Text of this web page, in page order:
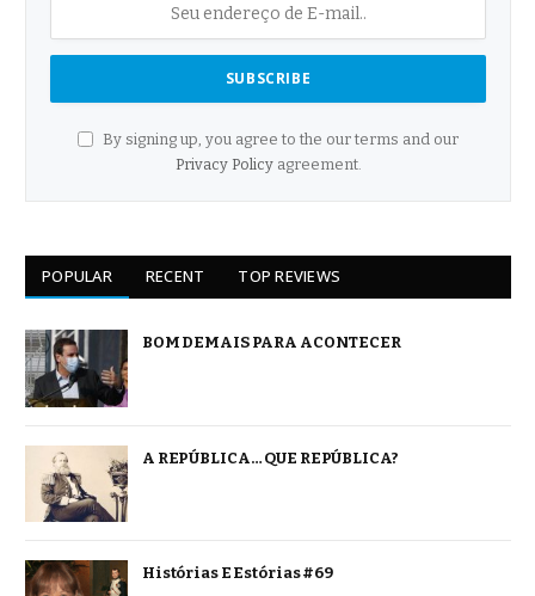
By signing up, you agree to the our terms and our
Privacy Policyagreement.
POPULAR RECENT TOP REVIEWS
BOM DEMAIS PARA ACONTECER
A REPÚBLICA… QUE REPÚBLICA?
Histórias E Estórias #69